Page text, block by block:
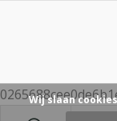
Wij slaan